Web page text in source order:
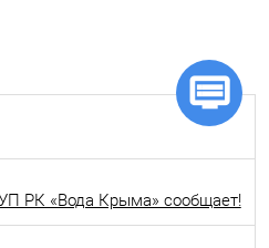
РК «Вода Крыма» сообщает!